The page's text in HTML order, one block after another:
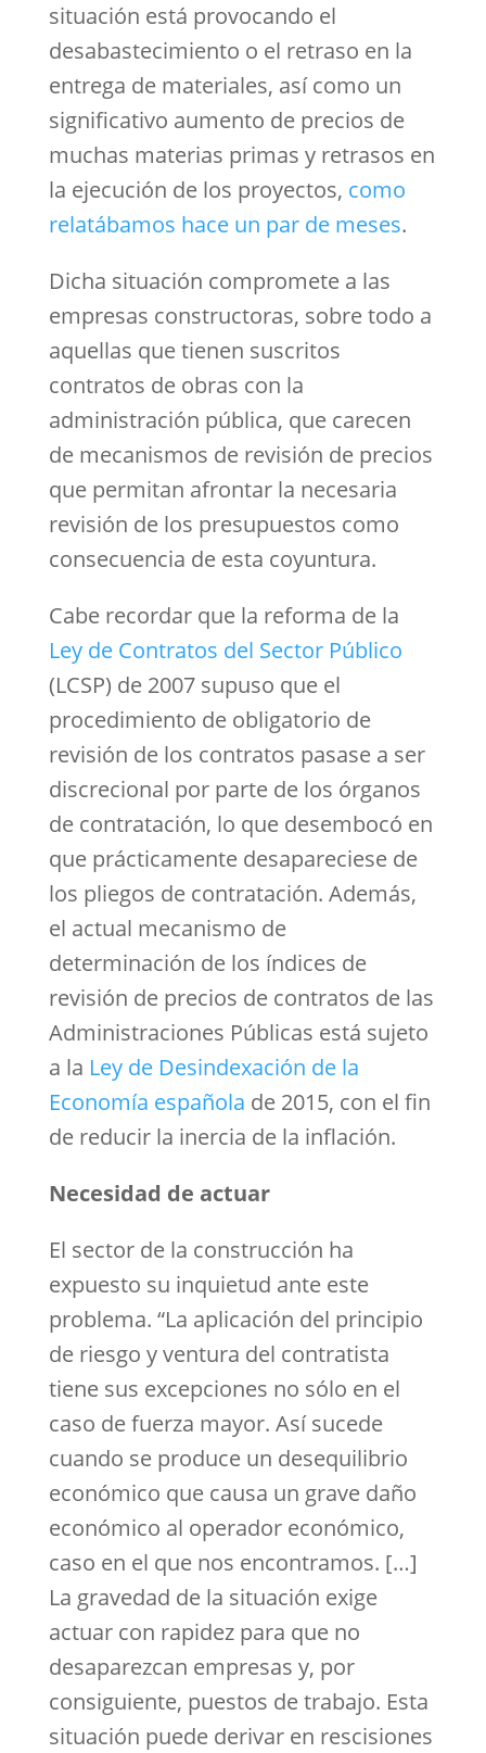
situación está provocando el
desabastecimiento o el retraso en la
entrega de materiales, así como un
significativo aumento de precios de
muchas materias primas y retrasos en
la ejecución de los proyectos, como
relatábamos hace un par de meses.
Dicha situación compromete a las
empresas constructoras, sobre todo a
aquellas que tienen suscritos
contratos de obras con la
administración pública, que carecen
de mecanismos de revisión de precios
que permitan afrontar la necesaria
revisión de los presupuestos como
consecuencia de esta coyuntura.
Cabe recordar que la reforma de la
Ley de Contratos del Sector Público
(LCSP) de 2007 supuso que el
procedimiento de obligatorio de
revisión de los contratos pasase a ser
discrecional por parte de los órganos
de contratación, lo que desembocó en
que prácticamente desapareciese de
los pliegos de contratación. Además,
el actual mecanismo de
determinación de los índices de
revisión de precios de contratos de las
Administraciones Públicas está sujeto
a la Ley de Desindexación de la
Economía española de 2015, con el fin
de reducir la inercia de la inflación.
Necesidad de actuar
El sector de la construcción ha
expuesto su inquietud ante este
problema. “La aplicación del principio
de riesgo y ventura del contratista
tiene sus excepciones no sólo en el
caso de fuerza mayor. Así sucede
cuando se produce un desequilibrio
económico que causa un grave daño
económico al operador económico,
caso en el que nos encontramos. […]
La gravedad de la situación exige
actuar con rapidez para que no
desaparezcan empresas y, por
consiguiente, puestos de trabajo. Esta
situación puede derivar en rescisiones